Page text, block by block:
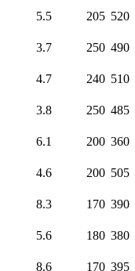
520
205
5.5
490
250
3.7
510
240
4.7
485
250
3.8
360
200
6.1
505
200
4.6
390
170
8.3
380
180
5.6
395
170
8.6